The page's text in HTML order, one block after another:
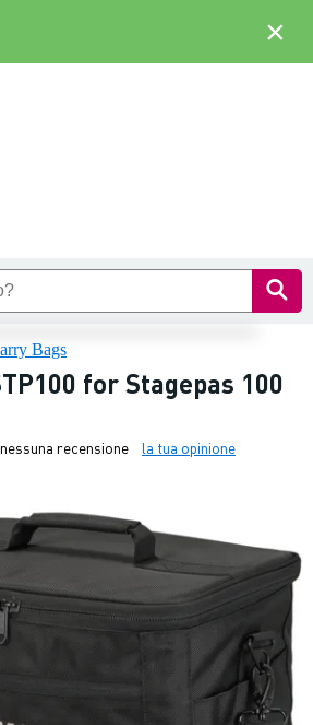
Bags
for Stagepas 100
recensione la tua opinione
×